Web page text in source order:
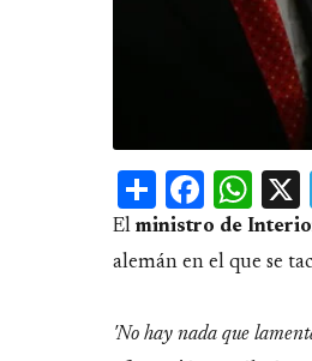
Share
El ministro de
alemán en el que se
'No hay nada que